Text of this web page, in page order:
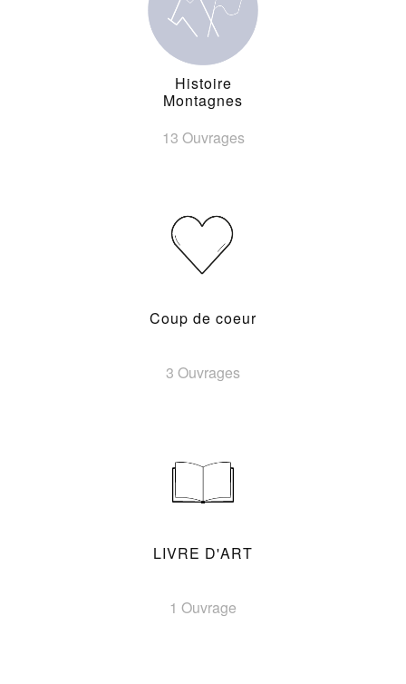
Histoire
Montagnes
13 Ouvrages
Coup de coeur
3 Ouvrages
LIVRE D'ART
1 Ouvrage